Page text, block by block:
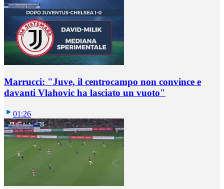
Marrucci: "Juve, il centrocampo non convince e
davanti Vlahovic ha lasciato un vuoto"
01:26